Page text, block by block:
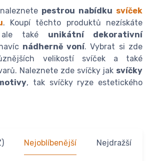
pestrou nabídku svíček
. Koupí těchto produktů nezískáte
ale také unikátní dekorativní
nádherně voní. Vybrat si zde
velikostí svíček a také
Naleznete zde svíčky jak svíčky
, tak svíčky ryze estetického
Nejoblíbenější Nejdražší